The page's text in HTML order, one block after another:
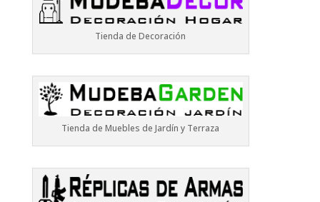
Tienda de Decoración
Tienda de Muebles de Jardín y Terraza